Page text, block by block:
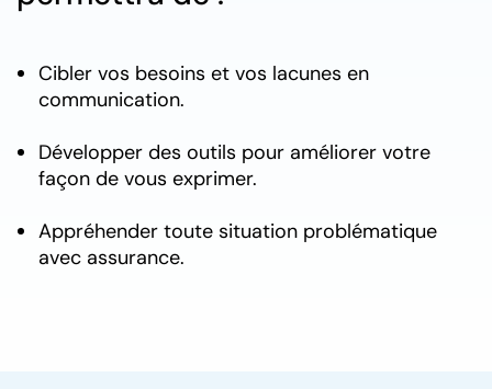
Cibler vos besoins et vos lacunes en
communication.
Développer des outils pour améliorer votre
façon de vous exprimer.
Appréhender toute situation problématique
avec assurance.